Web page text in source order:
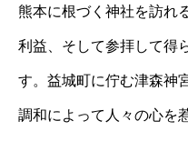
熊本に根づく神社を訪れ
利益、そして参拝して得
す。益城町に佇む津森神
調和によって人々の心を